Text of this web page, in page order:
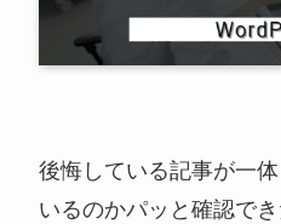
後悔している記事が一
いるのかパッと確認で